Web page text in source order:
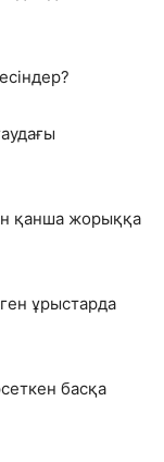
қанша жорыққа
ұрыстарда
басқа